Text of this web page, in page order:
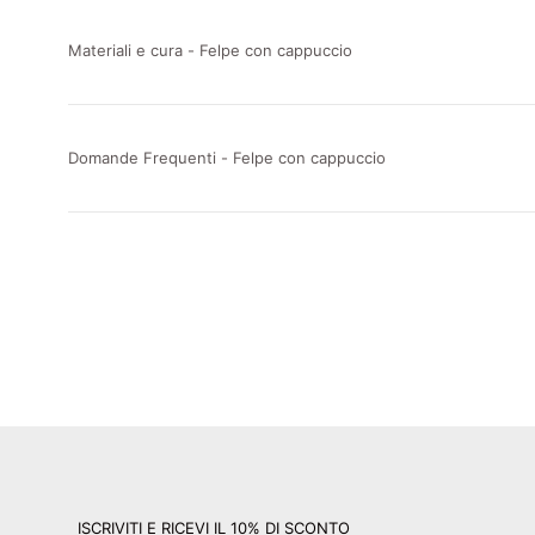
Materiali e cura - Felpe con cappuccio
Domande Frequenti - Felpe con cappuccio
ISCRIVITI E RICEVI IL 10% DI SCONTO